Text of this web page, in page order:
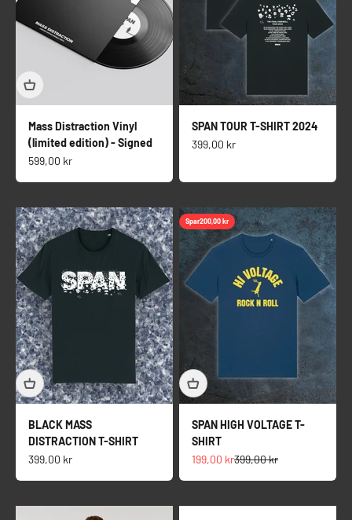
Mass Distraction Vinyl
(limited edition) - Signed
Salgspris
599,00 kr
SPAN TOUR T-SHIRT 2024
Salgspris
399,00 kr
BLACK MASS
DISTRACTION T-SHIRT
Salgspris
399,00 kr
Spar200,00 kr
SPAN HIGH VOLTAGE T-
SHIRT
Salgspris
199,00 krNormalpris
399,00 kr